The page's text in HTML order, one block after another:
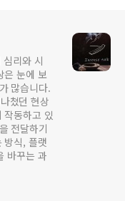
리와 시
은 눈에 보
많습니다.
쳤던 현상
작동하고 있
전달하기
방식, 플랫
바꾸는 과